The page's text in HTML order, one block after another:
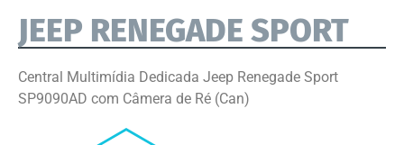
JEEP RENEGADE SPORT
Central Multimídia Dedicada Jeep Renegade Sport
SP9090AD com Câmera de Ré (Can)